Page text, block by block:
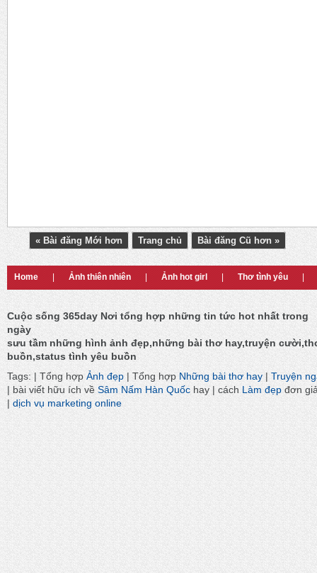
« Bài đăng Mới hơn Trang chủ Bài đăng Cũ hơn »
Home Ảnh thiên nhiên Ảnh hot girl Thơ tình yêu
Cuộc sống 365day Nơi tổng hợp những tin tức hot nhất trong
ngày
sưu tầm những hình ảnh đẹp,những bài thơ hay,truyện
buồn,status tình yêu buồn
Tags: | Tổng hợp Ảnh đẹp| Tổng hợp Những bài thơ hay | Truyện
| bài viết hữu ích vềSâm Nấm Hàn Quốc hay | cách Làm đẹp đơn
| dịch vụ marketing online